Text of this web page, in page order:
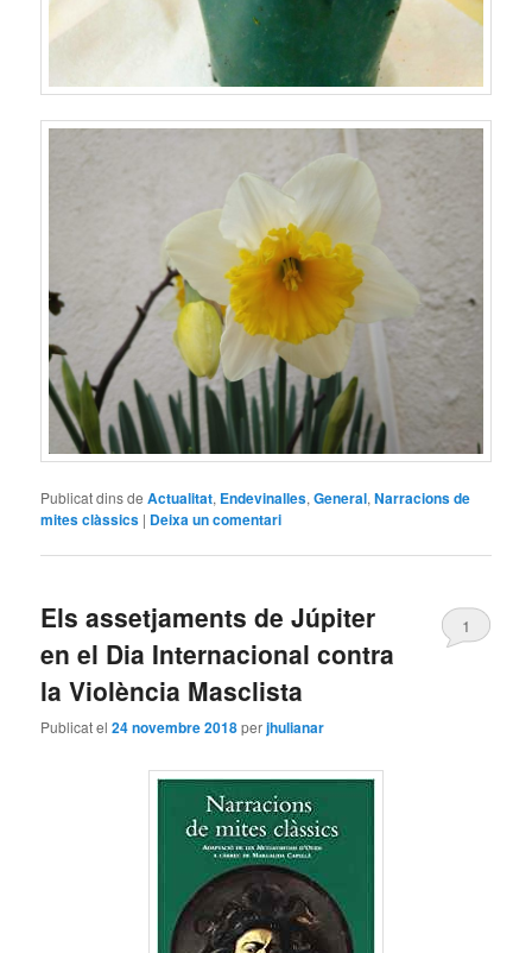
Publicat dins de Actualitat, Endevinalles,General,Narracions de
mites clàssics | Deixa un comentari
Els assetjaments de Júpiter
en el Dia Internacional contra
la Violència Masclista
Publicat el24 novembre 2018perjhulianar
1